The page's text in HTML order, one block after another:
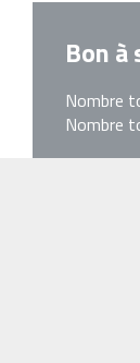
Bon à
Nombre
Nombre